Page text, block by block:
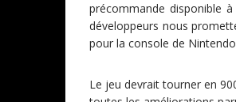
précommande disponible
développeurs nous
pour la console de
Le jeu devrait tourner en